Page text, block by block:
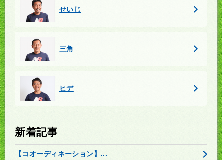
せいじ
三角
ヒデ
新着記事
【コオーディネーション】...